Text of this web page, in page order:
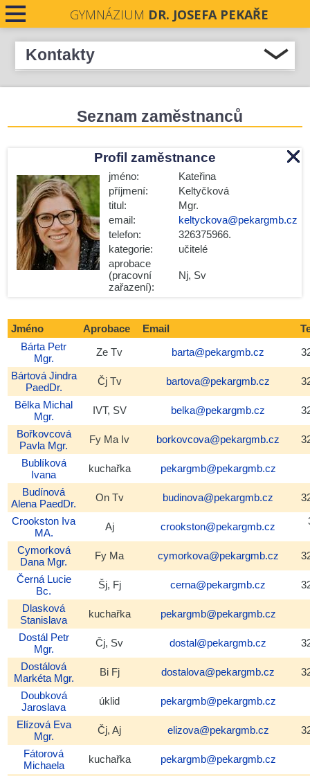
GYMNÁZIUM DR. JOSEFA PEKAŘE
PRO UČITELE
PRO VEŘEJNOST
KONTAKTY
DOKUMENTY
PROJEKTY
UCHAZEČI O STUDIUM
Kontakty
Pověřenec pro ochranu osobních údajů
Kategorie zaměstnanců
Učitelé
THP pracovníci
Správní zaměstnaneci
Hala
Jídelna
Seznam všech zaměstnanců
Vyhledávání
Seznam zaměstnanců
Profil zaměstnance
jméno:
Kateřina
příjmení:
Keltyčková
titul:
Mgr.
email:
keltyckova@pekargmb.cz
telefon:
326375966.
kategorie:
učitelé
aprobace
(pracovní
zařazení):
Nj, Sv
Jméno Aprobace Email
Bárta Petr
Mgr.
Ze Tv barta@pekargmb.cz
Bártová Jindra
PaedDr.
Čj Tv bartova@pekargmb.cz
Bělka Michal
Mgr.
IVT, SV belka@pekargmb.cz
Bořkovcová
Pavla Mgr.
Fy Ma Iv borkovcova@pekargmb.cz
Bublíková
Ivana
kuchařka
pekargmb@pekargmb.cz
Budínová
Alena PaedDr.
On Tv budinova@pekargmb.cz
Crookston Iva
MA.
Aj crookston@pekargmb.cz
Cymorková
Dana Mgr.
Fy Ma cymorkova@pekargmb.cz
Černá Lucie
Bc.
Šj, Fj cerna@pekargmb.cz
Dlasková
Stanislava
kuchařka
pekargmb@pekargmb.cz
Dostál Petr
Mgr.
Čj, Sv dostal@pekargmb.cz
Dostálová
Markéta Mgr.
Bi Fj dostalova@pekargmb.cz
Doubková
Jaroslava
úklid
pekargmb@pekargmb.cz
Elízová Eva
Mgr.
Čj, Aj elizova@pekargmb.cz
Fátorová
Michaela
kuchařka
pekargmb@pekargmb.cz